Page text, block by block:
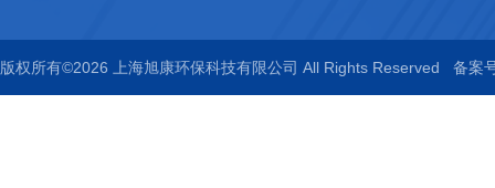
版权所有©2026 上海旭康环保科技有限公司 All Rights Reserved 备案